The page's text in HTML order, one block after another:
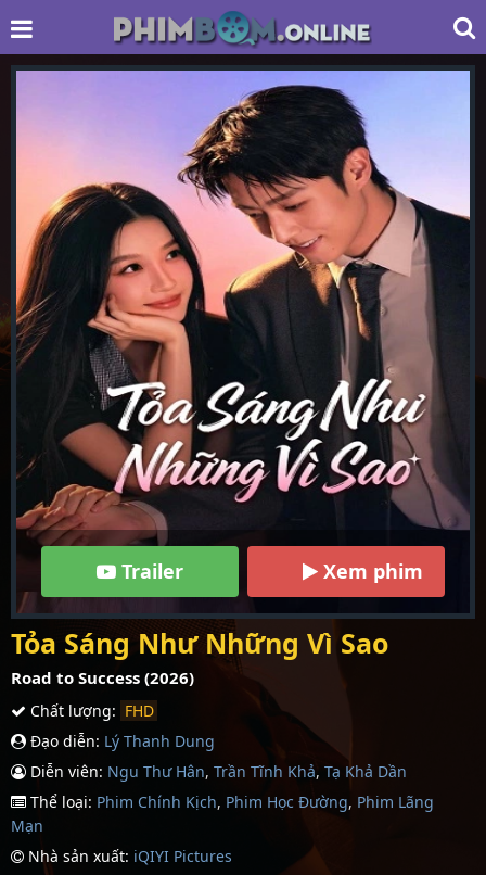
Trailer Xem phim
Tỏa Sáng Như Những Vì Sao
Road to Success (2026)
Chất lượng: FHD
Đạo diễn: Lý Thanh Dung
Diễn viên: Ngu Thư Hân, Trần Tĩnh Khả, Tạ Khả Dần
Thể loại: Phim Chính Kịch, Phim Học Đường, Phim Lãng
Mạn
Nhà sản xuất: iQIYI Pictures